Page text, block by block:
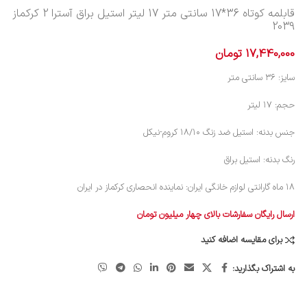
قابلمه کوتاه 36*17 سانتی متر 17 لیتر استیل براق آسترا 2 کرکماز
2039
17,440,000 تومان
سایز: ۳۶ سانتی متر
حجم: ۱۷ لیتر
جنس بدنه: استیل ضد زنگ ۱۸/۱۰ کروم-نیکل
رنگ بدنه: استیل براق
۱۸ ماه گارانتی لوازم خانگی ایران: نماینده انحصاری کرکماز در ایران
ارسال رایگان سفارشات بالای چهار میلیون تومان
برای مقایسه اضافه کنید
به اشتراک بگذارید: